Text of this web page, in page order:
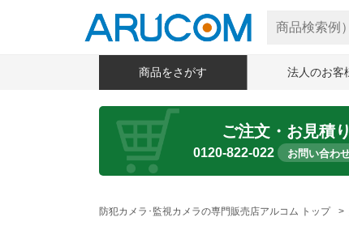
商品をさがす 法人のお客
ご注文・お見積
0120-822-022 お問い合わ
防犯カメラ･監視カメラの専門販売店アルコム トップ